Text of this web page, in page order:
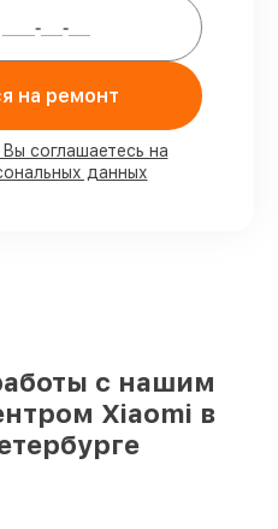
починку
в присутствии
хранятся на
доступны в
перед
на ремонт
соглашаетесь на
данных
с нашим
Xiaomi в